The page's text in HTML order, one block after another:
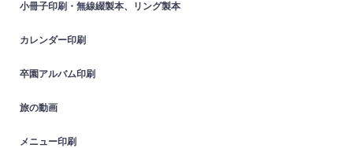
小冊子印刷・無線綴製本、リング製本
カレンダー印刷
卒園アルバム印刷
旅の動画
メニュー印刷